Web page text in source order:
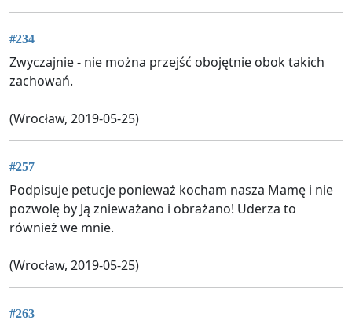
#234
Zwyczajnie - nie można przejść obojętnie obok takich
zachowań.
(Wrocław, 2019-05-25)
#257
Podpisuje petucje ponieważ kocham nasza Mamę i nie
pozwolę by Ją znieważano i obrażano! Uderza to
również we mnie.
(Wrocław, 2019-05-25)
#263